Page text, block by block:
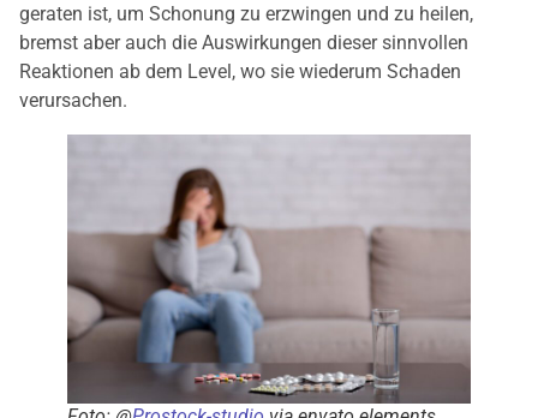
geraten ist, um Schonung zu erzwingen und zu heilen,
bremst aber auch die Auswirkungen dieser sinnvollen
Reaktionen ab dem Level, wo sie wiederum Schaden
verursachen.